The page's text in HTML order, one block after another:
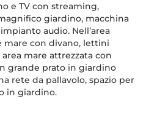
e TV con streaming,
giardino, macchina
audio. Nell’area
mare con divano, lettini
mare attrezzata con
grande prato in giardino
rete da pallavolo, spazio per
in giardino.